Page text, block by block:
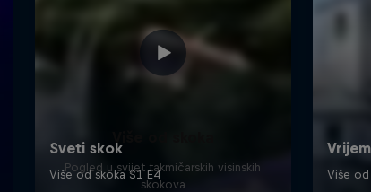
Pogled u svijet takmičarskih visinskih
skokova